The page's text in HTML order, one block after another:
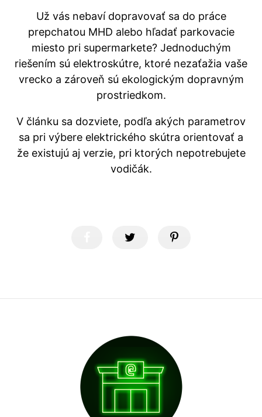
Už vás nebaví dopravovať sa do práce
prepchatou MHD alebo hľadať parkovacie
miesto pri supermarkete? Jednoduchým
riešením sú elektroskútre, ktoré nezaťažia vaše
vrecko a zároveň sú ekologickým dopravným
prostriedkom.
V článku sa dozviete, podľa akých parametrov
sa pri výbere elektrického skútra orientovať a
že existujú aj verzie, pri ktorých nepotrebujete
vodičák.